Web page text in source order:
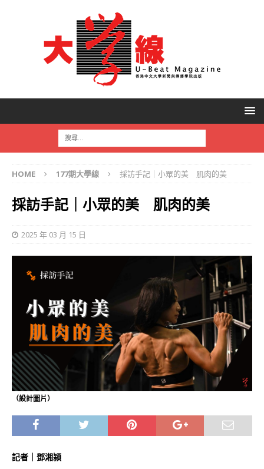
HOME 177期大學線 採訪手記｜小眾的美 肌肉的美
採訪手記｜小眾的美 肌肉的美
2025 年 03 月 15 日
（設計圖片）
記者｜鄧湘潁